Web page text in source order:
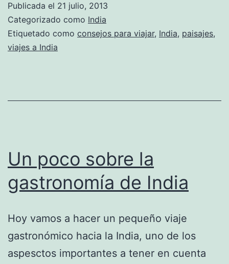
Publicada el 21 julio, 2013
Categorizado como India
Etiquetado como consejos para viajar, India, paisajes,
viajes a India
Un poco sobre la
gastronomía de India
Hoy vamos a hacer un pequeño viaje
gastronómico hacia la India, uno de los
aspesctos importantes a tener en cuenta